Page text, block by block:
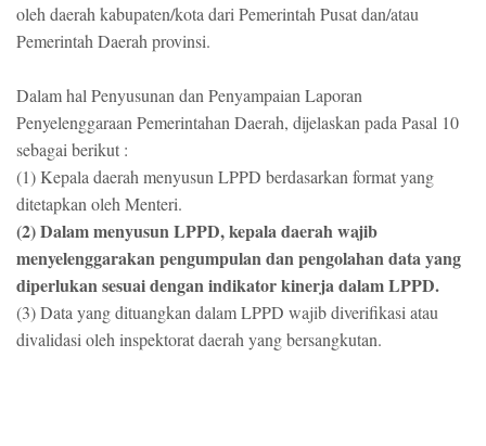
oleh daerah kabupaten/kota dari Pemerintah Pusat dan/atau
Pemerintah Daerah provinsi.
Dalam hal Penyusunan dan Penyampaian Laporan
Penyelenggaraan Pemerintahan Daerah, dijelaskan pada Pasal 10
sebagai berikut :
(1) Kepala daerah menyusun LPPD berdasarkan format yang
ditetapkan oleh Menteri.
(2) Dalam menyusun LPPD, kepala daerah wajib
menyelenggarakan pengumpulan dan pengolahan data yang
diperlukan sesuai dengan indikator kinerja dalam LPPD.
(3) Data yang dituangkan dalam LPPD wajib diverifikasi atau
divalidasi oleh inspektorat daerah yang bersangkutan.